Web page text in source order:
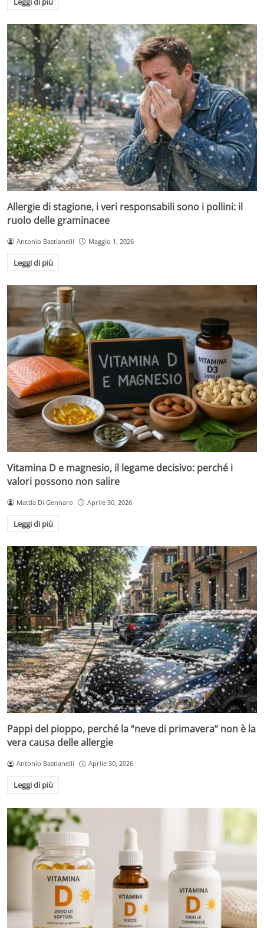
Allergie di stagione, i veri responsabili sono i pollini: il
ruolo delle graminacee
Antonio Bastianelli Maggio 1, 2026
Leggi di più
Vitamina D e magnesio, il legame decisivo: perché i
valori possono non salire
Mattia Di Gennaro Aprile 30, 2026
Leggi di più
Pappi del pioppo, perché la “neve di primavera” non è la
vera causa delle allergie
Antonio Bastianelli Aprile 30, 2026
Leggi di più